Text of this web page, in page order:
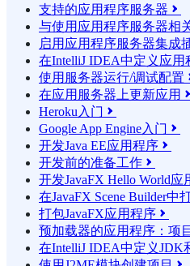
支持的应用程序服务器 
与使用应用程序服务器相
启用应用程序服务器集成
在IntelliJ IDEA中定义应用
使用服务器运行/调试配置
在应用服务器上更新应用 
Heroku入门 
Google App Engine入门 
开发Java EE应用程序 
开发前的准备工作 
开发JavaFX Hello World应
在JavaFX Scene Builder中
打包JavaFX应用程序 
预加载器的应用程序：项
在IntelliJ IDEA中定义JDK